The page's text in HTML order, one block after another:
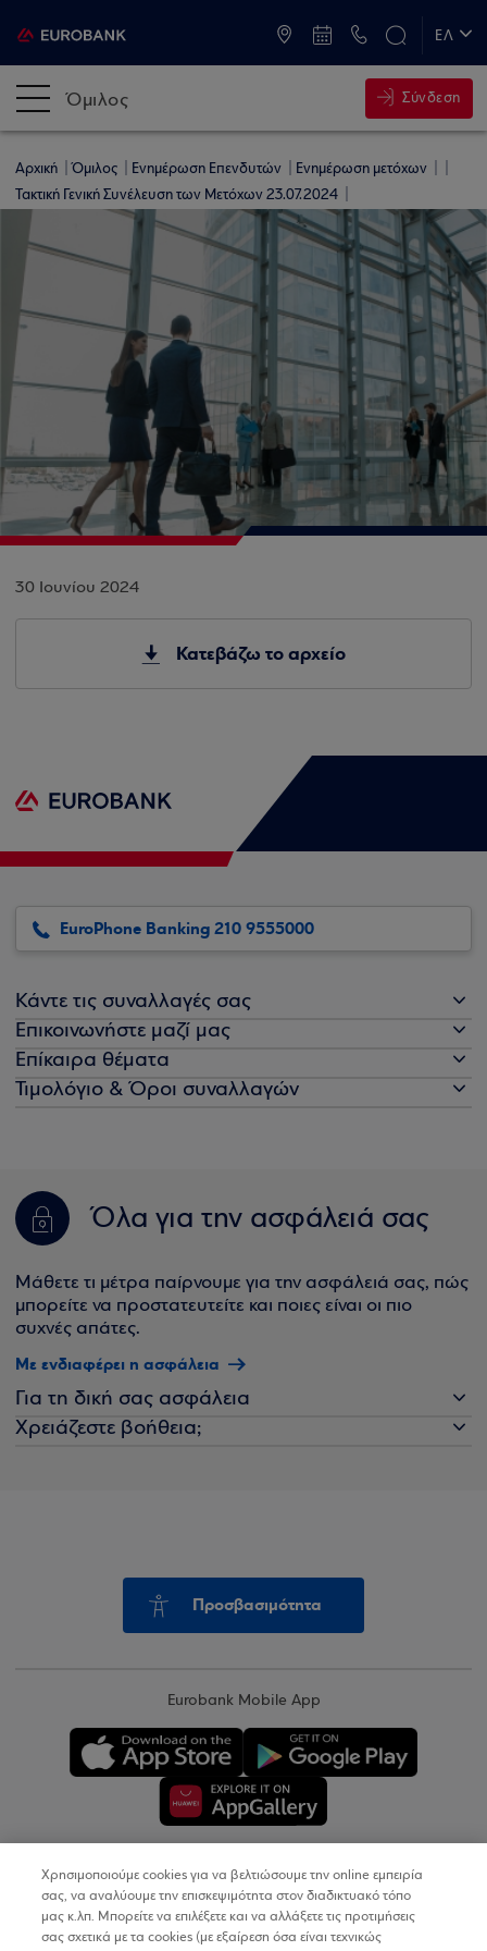
ΕΛ
Όμιλος Σύνδεση
Αρχική Όμιλος Ενημέρωση Επενδυτών
Ενημέρωση μετόχων
Τακτική Γενική Συνέλευση των Μετόχων 23.07.2024
30 Ιουνίου 2024
Κατεβάζω το αρχείο
EuroPhone Banking 210 9555000
Κάντε τις συναλλαγές σας
Επικοινωνήστε μαζί μας
Επίκαιρα θέματα
Τιμολόγιο & Όροι συναλλαγών
Όλα για την ασφάλειά σας
Μάθετε τι μέτρα παίρνουμε για την ασφάλειά σας, πώς
μπορείτε να προστατευτείτε και ποιες είναι οι πιο
συχνές απάτες.
Με ενδιαφέρει η ασφάλεια
Για τη δική σας ασφάλεια
Χρειάζεστε βοήθεια;
Προσβασιμότητα
Eurobank Mobile App
Copyright © 2026
Χρησιμοποιούμε cookies για να βελτιώσουμε την online εμπειρία
σας, να αναλύουμε την επισκεψιμότητα στον διαδικτυακό τόπο
μας κ.λπ. Μπορείτε να επιλέξετε και να αλλάξετε τις προτιμήσεις
σας σχετικά με τα cookies (με εξαίρεση όσα είναι τεχνικώς